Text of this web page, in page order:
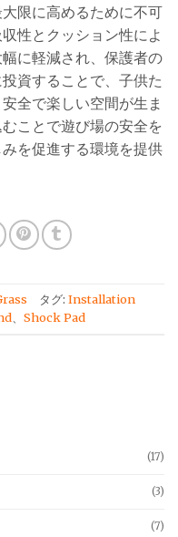
限に高めるために不可
性とクッション性によ
に軽減され、保護者の
資することで、子供た
全で楽しい空間が生ま
ことで遊び場の安全を
を促進する環境を提供
タグ: Installation
、 Shock Pad
(17)
(3)
(7)